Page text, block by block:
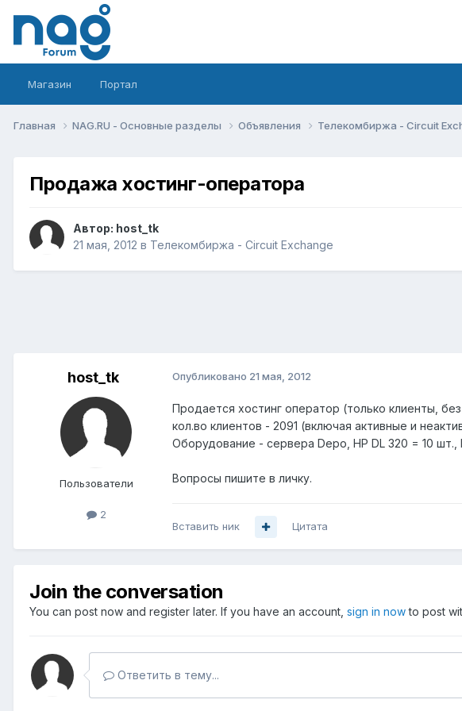
Магазин Портал
Главная NAG.RU - Основные разделы Объявления Телекомбиржа - Circuit
Продажа хостинг-оператора
Автор: host_tk
21 мая, 2012 в Телекомбиржа - Circuit Exchange
host_tk
Пользователи
2
Опубликовано 21 мая, 2012
Продается хостинг оператор (только клиенты,
кол.во клиентов - 2091 (включая активные и
Оборудование - сервера Depo, HP DL 320 = 10 шт.,
Вопросы пишите в личку.
Вставить ник Цитата
Join the conversation
You can post now and register later. If you have an account, sign in nowto post
Ответить в тему...